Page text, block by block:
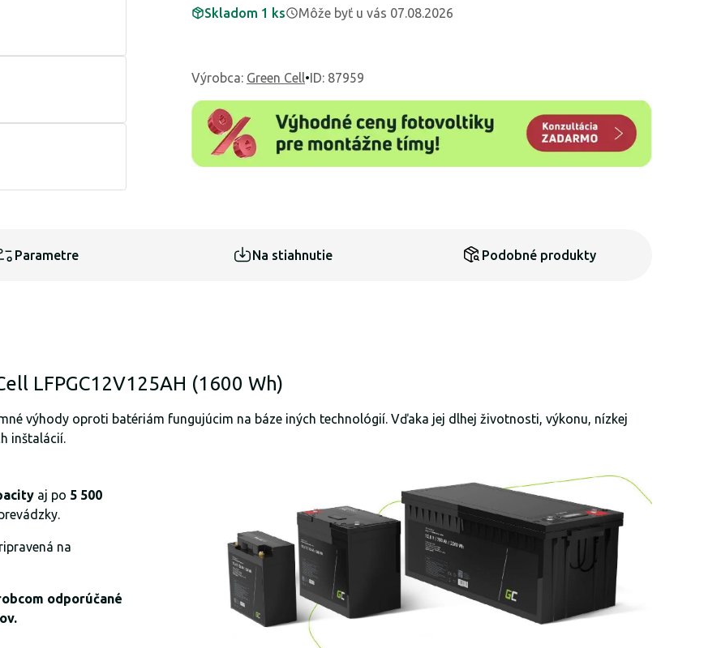
Skladom 1 ks Môže byť u vás 07.08.2026
Výrobca: Green Cell•ID: 87959
Parametre Na stiahnutie Podobné produkty
LFPGC12V125AH (1600 Wh)
výhody oproti batériám fungujúcim na báze iných technológií. Vďaka jej dlhej životnosti, výkonu, nízkej
inštalácií.
aj po 5 500
na
odporúčané